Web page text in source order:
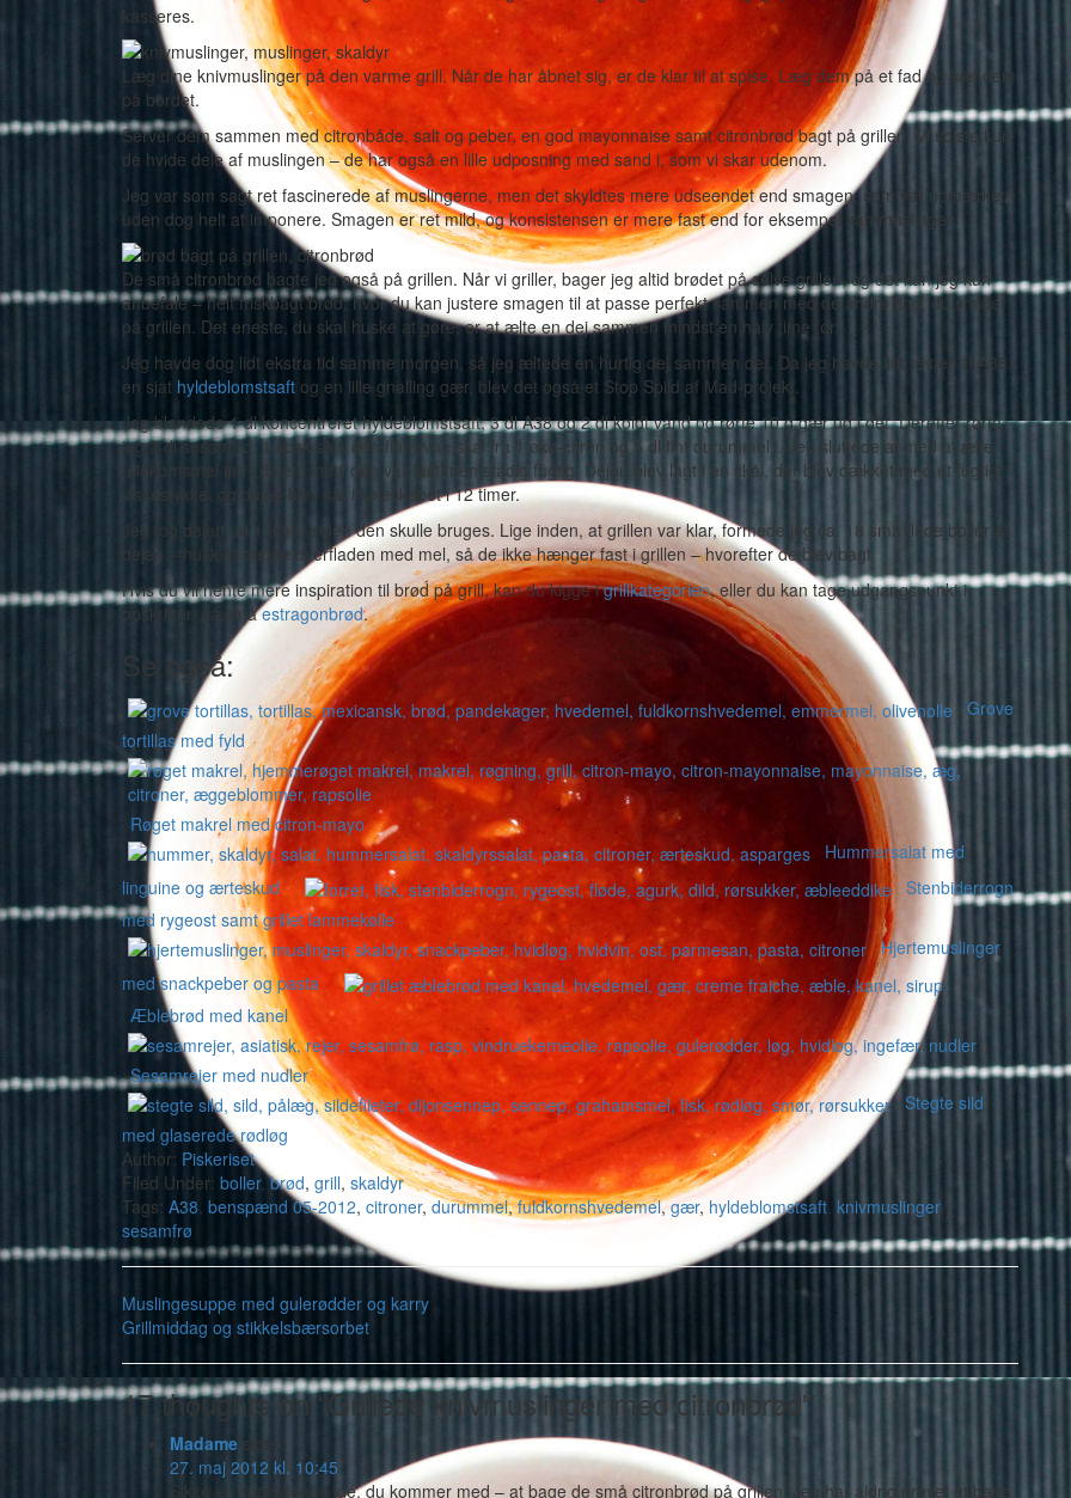
kasseres.
Læg dine knivmuslinger på den varme grill. Når de har åbnet sig, er de klar til at spise. Læg dem på et fad og sæt dem
på bordet.
Servér dem sammen med citronbåde, salt og peber, en god mayonnaise samt citronbrød bagt på grillen. Vi spiste kun
de hvide dele af muslingen – de har også en lille udposning med sand i, som vi skar udenom.
Jeg var som sagt ret fascinerede af muslingerne, men det skyldtes mere udseendet end smagen, som var udmærket
uden dog helt at imponere. Smagen er ret mild, og konsistensen er mere fast end for eksempel kammuslinger.
De små citronbrød bagte jeg også på grillen. Når vi griller, bager jeg altid brødet på selve grillen, og det kan jeg kun
anbefale – helt friskbagt brød, hvor du kan justere smagen til at passe perfekt sammen med de andre ting, du smider
på grillen. Det eneste, du skal huske at gøre, er at ælte en dej sammen mindst en halv time før.
Jeg havde dog lidt ekstra tid samme morgen, så jeg æltede en hurtig dej sammen der. Da jeg havde lidt rester af A38,
en sjat hyldeblomstsaft og en lille gnalling gær, blev det også et Stop Spild af Mad-projekt.
Jeg blandede 1 dl koncentreret hyldeblomstsaft, 3 dl A38 og 2 dl koldt vand og rørte 10 g gær ud i det. Derefter rørte
jeg 2 dl sesamfrø, 1 spsk salt, den fintrevne skal fra 1 øko-citron og 5 dl fint durummel i. Jeg sluttede af med at ælte
fuldkornsmel ind i dejen, indtil den var fast men stadig fugtig. Dejen blev lagt i en skål, der blev dækket med et fugtigt
viskestykke, og dejen blev sat i køleskabet i 12 timer.
Jeg tog dejen ud 1 time, inden den skulle bruges. Lige inden, at grillen var klar, formede jeg ca. 18 små flade boller af
dejen – husk at duppe overfladen med mel, så de ikke hænger fast i grillen – hvorefter de blev bagt.
Hvis du vil hente mere inspiration til brød på grill, kan du kigge igrillkategorien, eller du kan tage udgangspunkt i
opskriften på småestragonbrød.
Se også:
Grove
tortillas med fyld
Røget makrel med citron-mayo
Hummersalat med
linguine og ærteskud
Stenbiderrogn
med rygeost samt grillet lammekølle
Hjertemuslinger
med snackpeber og pasta
Æblebrød med kanel
Sesamrejer med nudler
Stegte sild
med glaserede rødløg
Author: Piskeriset
Filed Under: boller,brød, grill, skaldyr
Tags: A38, benspænd 05-2012, citroner, durummel,fuldkornshvedemel,gær, hyldeblomstsaft, knivmuslinger,
sesamfrø
Muslingesuppe med gulerødder og karry
Grillmiddag og stikkelsbærsorbet
17 thoughts on “Grillede knivmuslinger med citronbrød”
Madame siger:
27. maj 2012 kl. 10:45
Sikke en spændende idé, du kommer med – at bage de små citronbrød på grillen! Jeg har aldrig prøvet at bage